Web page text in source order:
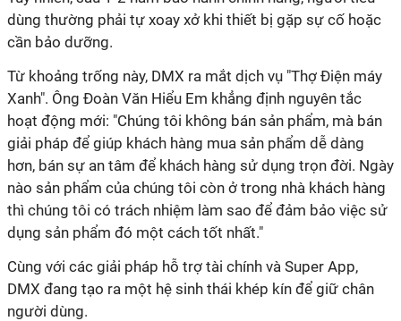
dùng thường phải tự xoay xở khi thiết bị gặp sự cố hoặc
cần bảo dưỡng.
Từ khoảng trống này, DMX ra mắt dịch vụ "Thợ Điện máy
Xanh". Ông Đoàn Văn Hiểu Em khẳng định nguyên tắc
hoạt động mới: "Chúng tôi không bán sản phẩm, mà bán
giải pháp để giúp khách hàng mua sản phẩm dễ dàng
hơn, bán sự an tâm để khách hàng sử dụng trọn đời. Ngày
nào sản phẩm của chúng tôi còn ở trong nhà khách hàng
thì chúng tôi có trách nhiệm làm sao để đảm bảo việc sử
dụng sản phẩm đó một cách tốt nhất."
Cùng với các giải pháp hỗ trợ tài chính và Super App,
DMX đang tạo ra một hệ sinh thái khép kín để giữ chân
người dùng.